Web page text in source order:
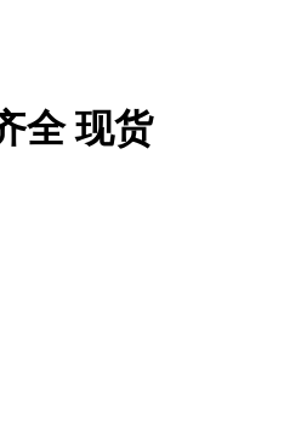
全 现货